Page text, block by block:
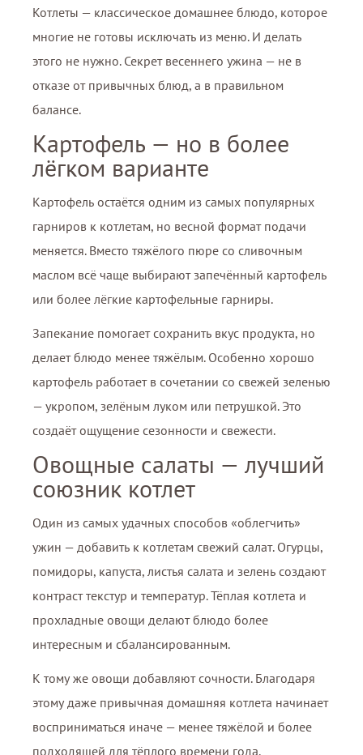
Котлеты — классическое домашнее блюдо, которое
многие не готовы исключать из меню. И делать
этого не нужно. Секрет весеннего ужина — не в
отказе от привычных блюд, а в правильном
балансе.
Картофель — но в более
лёгком варианте
Картофель остаётся одним из самых популярных
гарниров к котлетам, но весной формат подачи
меняется. Вместо тяжёлого пюре со сливочным
маслом всё чаще выбирают запечённый картофель
или более лёгкие картофельные гарниры.
Запекание помогает сохранить вкус продукта, но
делает блюдо менее тяжёлым. Особенно хорошо
картофель работает в сочетании со свежей зеленью
— укропом, зелёным луком или петрушкой. Это
создаёт ощущение сезонности и свежести.
Овощные салаты — лучший
союзник котлет
Один из самых удачных способов «облегчить»
ужин — добавить к котлетам свежий салат. Огурцы,
помидоры, капуста, листья салата и зелень создают
контраст текстур и температур. Тёплая котлета и
прохладные овощи делают блюдо более
интересным и сбалансированным.
К тому же овощи добавляют сочности. Благодаря
этому даже привычная домашняя котлета начинает
восприниматься иначе — менее тяжёлой и более
подходящей для тёплого времени года.